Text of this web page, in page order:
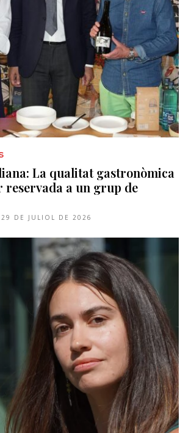
La qualitat gastronòmica
reservada a un grup de
29 DE JULIOL DE 2026